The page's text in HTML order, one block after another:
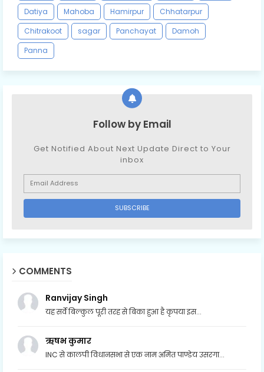
Datiya
Mahoba Hamirpur
Chhatarpur
Chitrakoot
sagar Panchayat
Damoh
Panna
Follow by Email
Get Notified About Next Update Direct to Your
inbox
COMMENTS
Ranvijay Singh
यह सर्वे बिल्कुल पूरी तरह से बिका हुआ है कृपया इस...
ऋषभ कुमार
INC से कालपी विधानसभा से एक नाम अमित पाण्डेय उसरगा...